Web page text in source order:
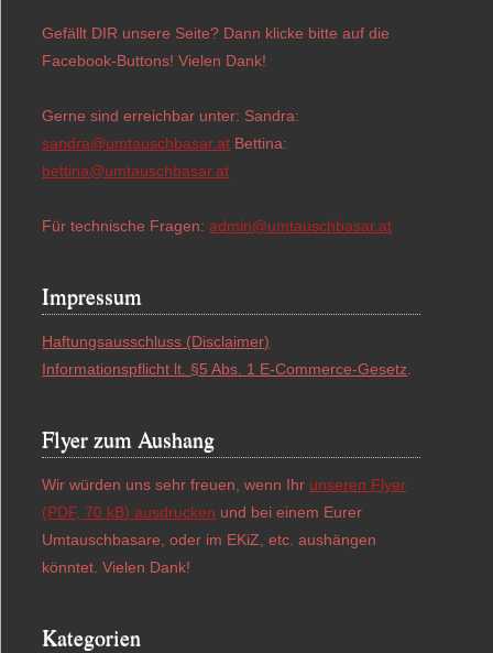
Gefällt DIR unsere Seite? Dann klicke bitte auf die
Facebook-Buttons! Vielen Dank!
Gerne sind erreichbar unter: Sandra:
sandra@umtauschbasar.at Bettina:
bettina@umtauschbasar.at
Für technische Fragen:admin@umtauschbasar.at
Impressum
Haftungsausschluss (Disclaimer)
Informationspflicht lt. §5 Abs. 1 E-Commerce-Gesetz
Flyer zum Aushang
Wir würden uns sehr freuen, wenn Ihr unseren Flyer
(PDF, 70 kB) ausdrucken und bei einem Eurer
Umtauschbasare, oder im EKiZ, etc. aushängen
könntet. Vielen Dank!
Kategorien